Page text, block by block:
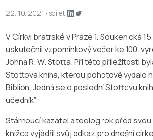
22. 10. 2021 • sdílet:
V Církvi bratrské v Praze 1, Soukenická 15
uskutečnil vzpomínkový večer ke 100.
Johna R. W. Stotta. Při této příležitosti
Stottova kniha, kterou pohotově vydalo
Biblion. Jedná se o poslední Stottovu
učedník”.
Stárnoucí kazatel a teolog rok před
knížce vyjádřil svůj odkaz pro dnešní